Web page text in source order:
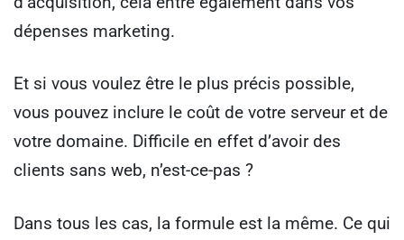
dépenses marketing.
Et si vous voulez être le plus précis possible,
vous pouvez inclure le coût de votre serveur et de
votre domaine. Difficile en effet d’avoir des
clients sans web, n’est-ce-pas ?
Dans tous les cas, la formule est la même. Ce qui